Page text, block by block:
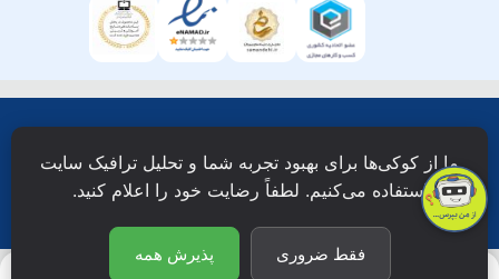
دانش نویان محفوظ است.
ما از کوکی‌ها برای بهبود تجربه شما و تحلیل ترافیک سایت
استفاده می‌کنیم. لطفاً رضایت خود را اعلام کنید.
فقط ضروری پذیرش همه